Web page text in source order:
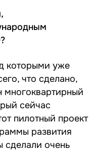
которыми уже
что сделано,
многоквартирный
сейчас
пилотный проект
развития
сделали очень